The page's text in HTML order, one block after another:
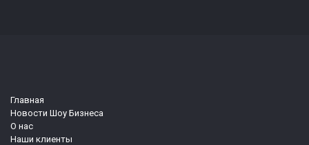
Главная
Новости Шоу Бизнеса
О нас
Наши клиенты